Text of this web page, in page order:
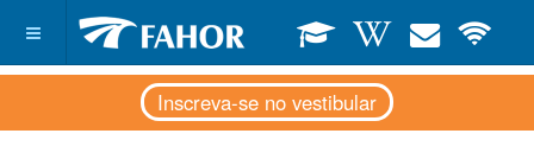
Inscreva-se no vestibular